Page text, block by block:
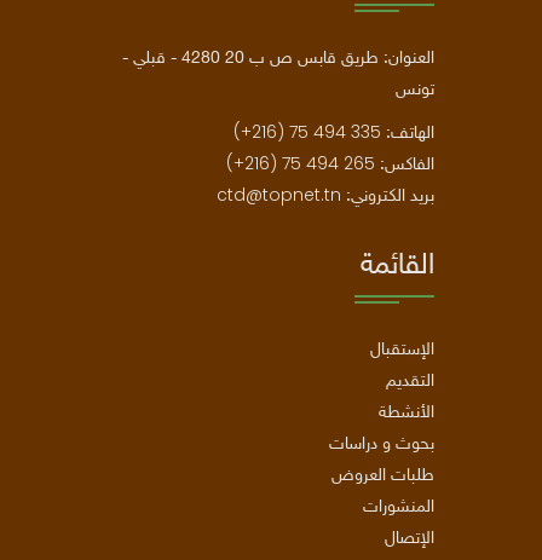
العنوان: طريق قابس ص ب 20 4280 - قبلي -
تونس
الهاتف: (+216) 75 494 335
الفاكس: (+216) 75 494 265
بريد الكتروني: ctd@topnet.tn
القائمة
الإستقبال
التقديم
الأنشطة
بحوث و دراسات
طلبات العروض
المنشورات
الإتصال